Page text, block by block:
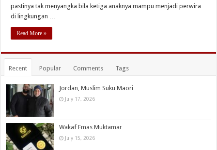
pastinya tak menyangka bila ketiga anaknya mampu menjadi perwira
di lingkungan …
Read More »
Recent Popular Comments Tags
Jordan, Muslim Suku Maori
July 17, 2026
Wakaf Emas Muktamar
July 15, 2026